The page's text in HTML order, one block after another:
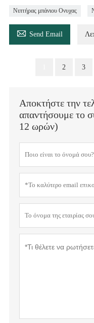
Νιπτήρας μπάνιου Ονυχας
 Send Email
2 3
Αποκτήστε την
απαντήσουμε το
12 ωρών)